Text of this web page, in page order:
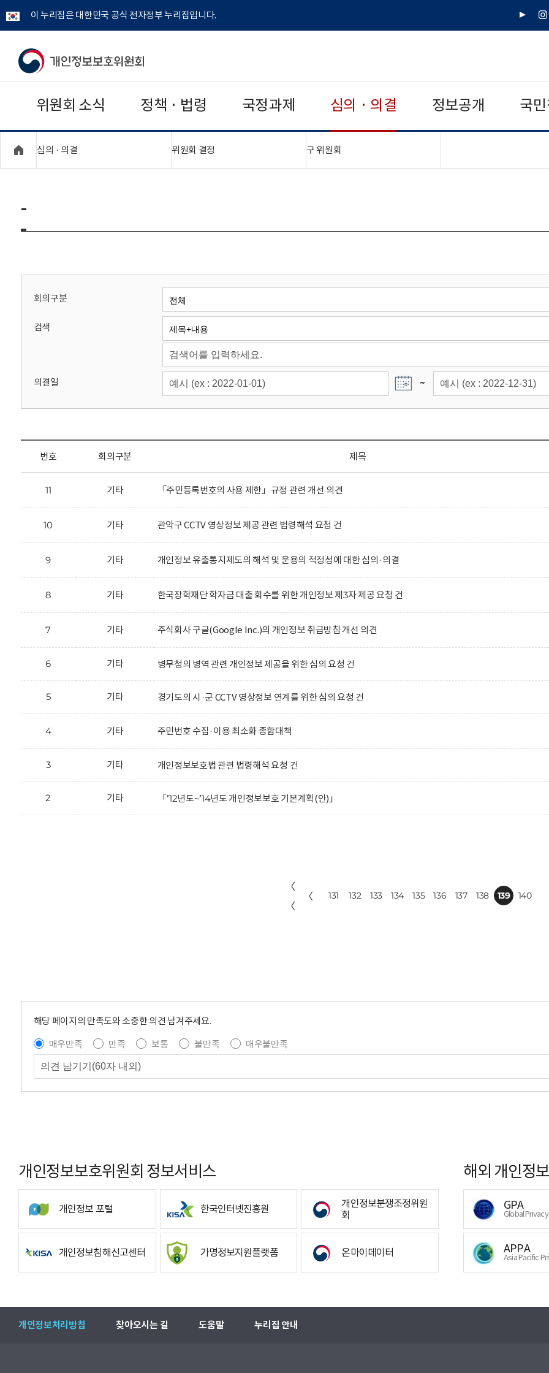
이 누리집은 대한민국 공식 전자정부 누리집입니다.
유
인
개
보
보
위
회
위원회 소식 정책 · 법령 국정과제 심의 · 의결 정보공개 국
심의 · 의결 위원회 결정 구 위원회
-
회의구분
검색
의결일 ~
번호 회의구분 제목
11 기타 「주민등록번호의 사용 제한」규정 관련 개선 의견
10 기타 관악구 CCTV 영상정보 제공 관련 법령해석 요청 건
9 기타 개인정보 유출통지제도의 해석 및 운용의 적정성에 대한 심의·의결
8 기타 한국장학재단 학자금 대출 회수를 위한 개인정보 제3자 제공 요청 건
7 기타 주식회사 구글(Google Inc.)의 개인정보 취급방침 개선 의견
6 기타 병무청의 병역 관련 개인정보 제공을 위한 심의 요청 건
5 기타 경기도의 시·군 CCTV 영상정보 연계를 위한 심의 요청 건
4 기타 주민번호 수집·이용 최소화 종합대책
3 기타 개인정보보호법 관련 법령해석 요청 건
2 기타 「’12년도~’14년도 개인정보보호 기본계획(안)」
〈
〈
〈 131 132 133 134 135 136 137 138 139 140
해당 페이지의 만족도와 소중한 의견 남겨주세요.
매우만족
만족 보통 불만족 매우불만족
개인정보보호위원회 정보서비스
개인정보 포털 한국인터넷진흥원
개인정보분쟁조정위원
회
개인정보침해신고센터 가명정보지원플랫폼 온마이데이터
해외 개인정
GPA
Global
APPA
Asia Pacific
개인정보처리방침 찾아오시는 길 도움말 누리집 안내